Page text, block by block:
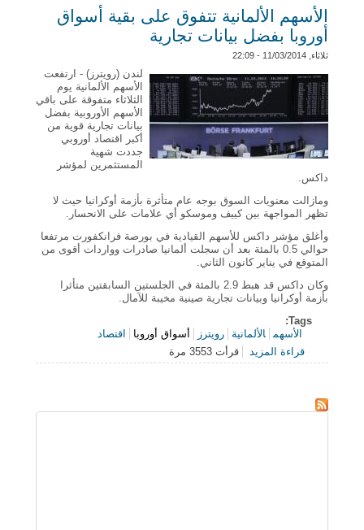
الأسهم الألمانية تتفوق على بقية أسواق
أوروبا بفضل بيانات تجارية
ثلاثاء, 11/03/2014 - 22:09
لندن (رويترز) - ارتفعت
الأسهم الألمانية يوم
الثلاثاء متفوقة على باقي
الأسهم الأوروبية بفضل
بيانات تجارية قوية من
أكبر اقتصاد أوروبي
جددت شهية
المستثمرين لمؤشر
داكس.
ومازالت معنويات السوق بوجه عام متأثرة بأزمة أوكرانيا حيث لا
تظهر المواجهة بين كييف وموسكو أي علامات على الانحسار.
وأغلق مؤشر داكس للأسهم القيادية في بورصة فرانكفورت مرتفعا
حوالي 0.5 بالمئة بعد أن سجلت ألمانيا صادرات وواردات أقوى من
المتوقع في يناير كانون الثاني.
وكان داكس قد هبط 2.9 بالمئة في الجلستين السابقتين متأثرا
بأزمة أوكرانيا وبيانات تجارية صينية مخيبة للآمال.
Tags:
الأسهم
الألمانية رويترز أسواق أوروبا
اقتصاد
قراءة المزيدحول الأسهم الألمانية تتفوق على بقية أسواق أوروبا
بفضل بيانات تجارية
قرأت 3553 مرة